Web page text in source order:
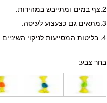
2.צף במים ומתייבש במהירות.
3.מתאים גם כצעצוע לעיסה.
4. בליטות המסייעות לניקוי השיניים והחניכיים.
בחר צבע